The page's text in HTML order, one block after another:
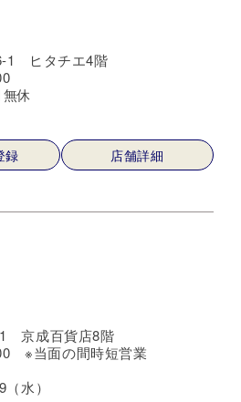
1 ヒタチエ4階
休
録 店舗詳細
京成百貨店8階
※当面の間時短営業
水）